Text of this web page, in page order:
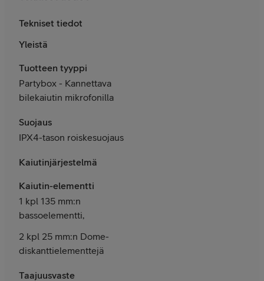
Tekniset tiedot
Yleistä
Tuotteen tyyppi
Partybox - Kannettava
bilekaiutin mikrofonilla
Suojaus
IPX4-tason roiskesuojaus
Kaiutinjärjestelmä
Kaiutin-elementti
1 kpl 135 mm:n
bassoelementti,
2 kpl 25 mm:n Dome-
diskanttielementtejä
Taajuusvaste